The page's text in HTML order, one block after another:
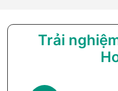
Trải